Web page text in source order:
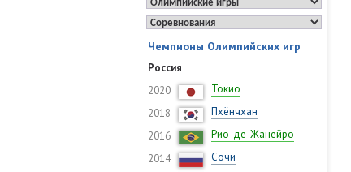
Чемпионы Олимпийских игр
Россия
2020
Токио
2018
Пхёнчхан
2016
Рио-де-Жанейро
2014
Сочи